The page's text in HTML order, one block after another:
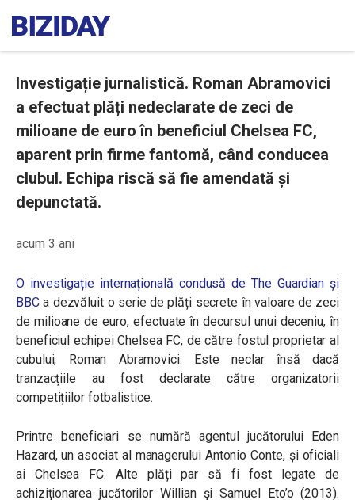
Investigație jurnalistică. Roman Abramovici
a efectuat plăți nedeclarate de zeci de
milioane de euro în beneficiul Chelsea FC,
aparent prin firme fantomă, când conducea
clubul. Echipa riscă să fie amendată și
depunctată.
acum 3 ani
O investigație internațională condusă de The Guardian și
BBCa dezvăluit o serie de plăți secrete în valoare de zeci
de milioane de euro, efectuate în decursul unui deceniu, în
beneficiul echipei Chelsea FC, de către fostul proprietar al
cubului, Roman Abramovici. Este neclar însă dacă
tranzacțiile au fost declarate către organizatorii
competițiilor fotbalistice.
Printre beneficiari se numără agentul jucătorului Eden
Hazard, un asociat al managerului Antonio Conte, și oficiali
ai Chelsea FC. Alte plăți par să fi fost legate de
achiziționarea jucătorilor Willian și Samuel Eto’o (2013).